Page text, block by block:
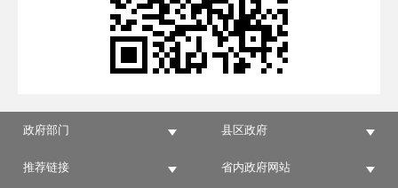
政府部门 县区政府
推荐链接 省内政府网站